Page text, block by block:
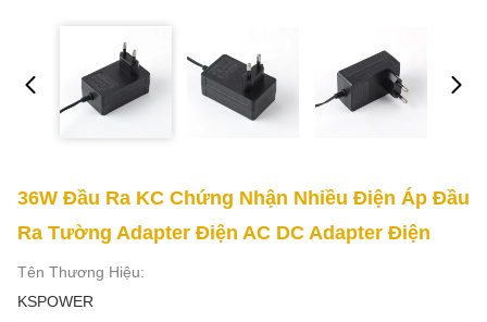
36W Đầu Ra KC Chứng Nhận Nhiều Điện Áp Đầu
Ra Tường Adapter Điện AC DC Adapter Điện
Tên Thương Hiệu:
KSPOWER